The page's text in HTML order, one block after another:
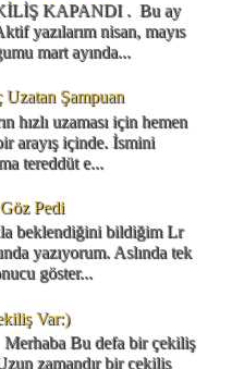
KAPANDI . Bu ay
yazılarım nisan, mayıs
mart ayında...
Uzatan Şampuan
hızlı uzaması için hemen
arayış içinde. İsmini
tereddüt e...
Pedi
beklendiğini bildiğim Lr
yazıyorum. Aslında tek
göster...
Var:)
Bu defa bir çekiliş
zamandır bir çekiliş